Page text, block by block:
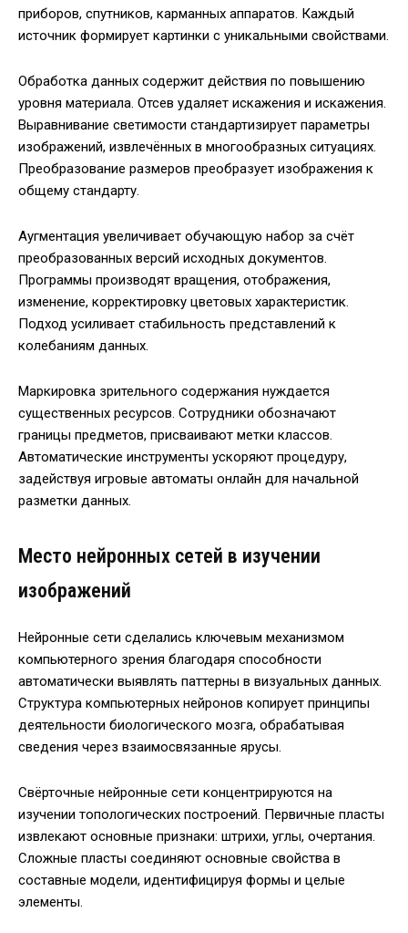
приборов, спутников, карманных аппаратов. Каждый
источник формирует картинки с уникальными свойствами.
Обработка данных содержит действия по повышению
уровня материала. Отсев удаляет искажения и искажения.
Выравнивание светимости стандартизирует параметры
изображений, извлечённых в многообразных ситуациях.
Преобразование размеров преобразует изображения к
общему стандарту.
Аугментация увеличивает обучающую набор за счёт
преобразованных версий исходных документов.
Программы производят вращения, отображения,
изменение, корректировку цветовых характеристик.
Подход усиливает стабильность представлений к
колебаниям данных.
Маркировка зрительного содержания нуждается
существенных ресурсов. Сотрудники обозначают
границы предметов, присваивают метки классов.
Автоматические инструменты ускоряют процедуру,
задействуя игровые автоматы онлайн для начальной
разметки данных.
Место нейронных сетей в изучении
изображений
Нейронные сети сделались ключевым механизмом
компьютерного зрения благодаря способности
автоматически выявлять паттерны в визуальных данных.
Структура компьютерных нейронов копирует принципы
деятельности биологического мозга, обрабатывая
сведения через взаимосвязанные ярусы.
Свёрточные нейронные сети концентрируются на
изучении топологических построений. Первичные пласты
извлекают основные признаки: штрихи, углы, очертания.
Сложные пласты соединяют основные свойства в
составные модели, идентифицируя формы и целые
элементы.